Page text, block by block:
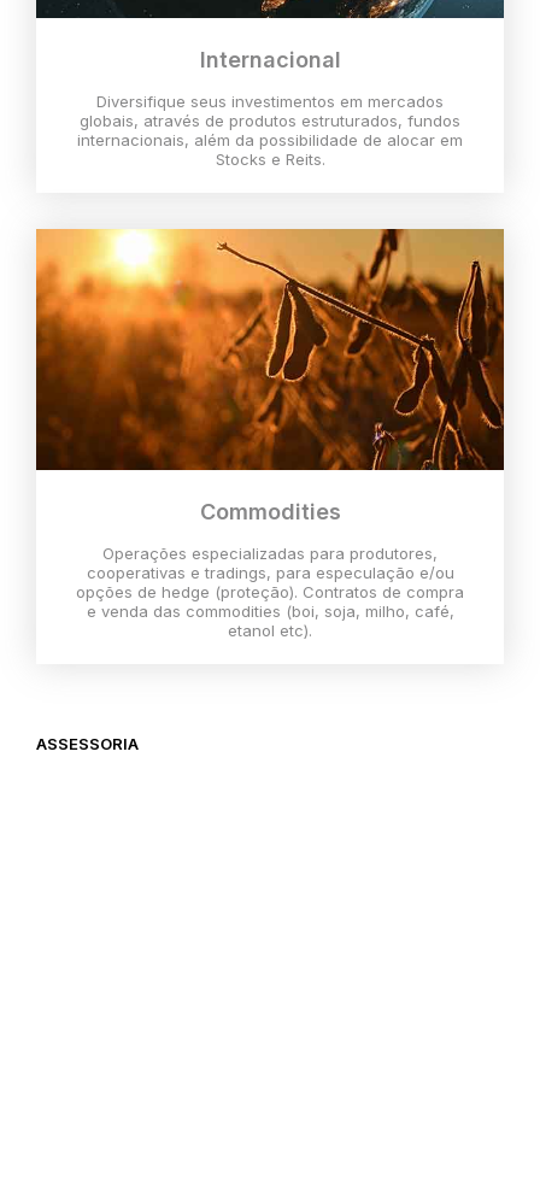
Internacional
Diversifique seus investimentos em mercados
globais, através de produtos estruturados, fundos
internacionais, além da possibilidade de alocar em
Stocks e Reits.
Commodities
Operações especializadas para produtores,
cooperativas e tradings, para especulação e/ou
opções de hedge (proteção). Contratos de compra
e venda das commodities (boi, soja, milho, café,
etanol etc).
ASSESSORIA